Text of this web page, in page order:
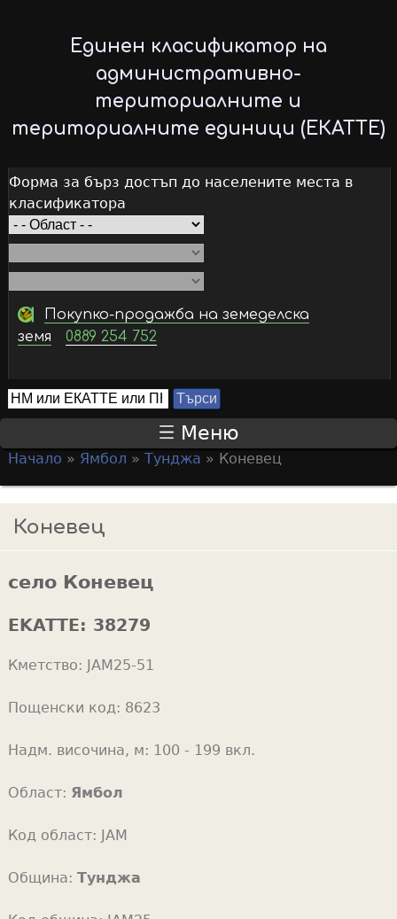
to
main
content
Единен класификатор на
административно-
териториалните и
териториалните единици (ЕКАТТЕ)
Форма за бърз достъп до населените места в
класификатора
Покупко-продажба на земеделска
земя
0889 254 752
S
e
r
c
h
f
r
m
Т
ъ
с
и
Меню
o
u
r
e
e
Начало » Ямбол » Тунджа » Коневец
Коневец
село Коневец
EKATTE: 38279
Кметство: JAM25-51
Пощенски код: 8623
Надм. височина, м: 100 - 199 вкл.
Област: Ямбол
Код област: JAM
Община: Тунджа